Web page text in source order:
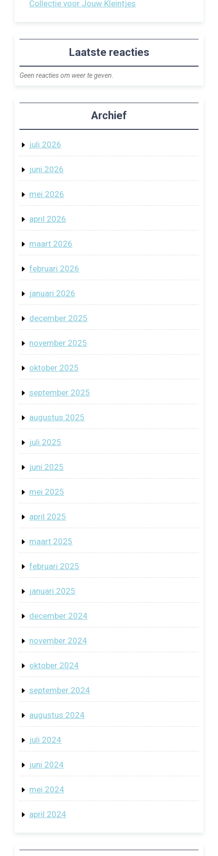
Collectie voor Jouw Kleintjes
Laatste reacties
Geen reacties om weer te geven.
Archief
juli 2026
juni 2026
mei 2026
april 2026
maart 2026
februari 2026
januari 2026
december 2025
november 2025
oktober 2025
september 2025
augustus 2025
juli 2025
juni 2025
mei 2025
april 2025
maart 2025
februari 2025
januari 2025
december 2024
november 2024
oktober 2024
september 2024
augustus 2024
juli 2024
juni 2024
mei 2024
april 2024